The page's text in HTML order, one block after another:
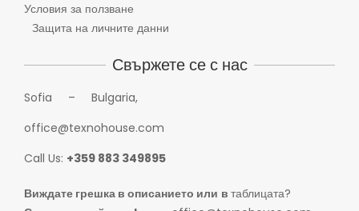
Условия за ползване
Защита на личните данни
Свържете се с нас
Sofia – Bulgaria,
office@texnohouse.com
Call Us: +359 883 349895
Виждате грешка в описанието или в таблицата?